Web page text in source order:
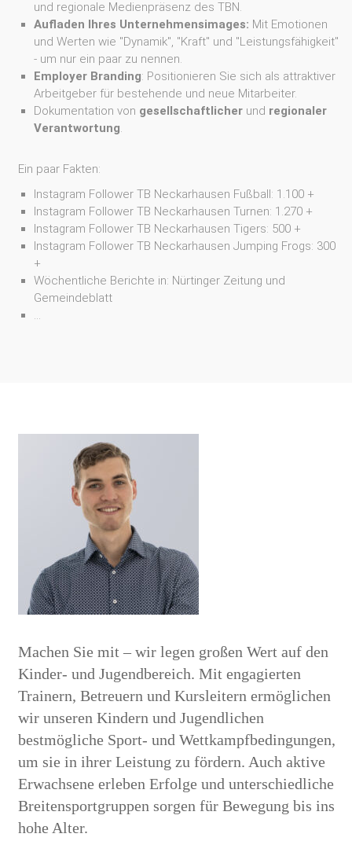
und regionale Medienpräsenz des TBN.
Aufladen Ihres Unternehmensimages: Mit Emotionen
und Werten wie "Dynamik", "Kraft" und "Leistungsfähigkeit"
- um nur ein paar zu nennen.
Employer Branding: Positionieren Sie sich als attraktiver
Arbeitgeber für bestehende und neue Mitarbeiter.
Dokumentation von gesellschaftlicher und regionaler
Verantwortung.
Ein paar Fakten:
Instagram Follower TB Neckarhausen Fußball: 1.100 +
Instagram Follower TB Neckarhausen Turnen: 1.270 +
Instagram Follower TB Neckarhausen Tigers: 500 +
Instagram Follower TB Neckarhausen Jumping Frogs: 300
+
Wöchentliche Berichte in: Nürtinger Zeitung und
Gemeindeblatt
...
Machen Sie mit – wir legen großen Wert auf den
Kinder- und Jugendbereich. Mit engagierten
Trainern, Betreuern und Kursleitern ermöglichen
wir unseren Kindern und Jugendlichen
bestmögliche Sport- und Wettkampfbedingungen,
um sie in ihrer Leistung zu fördern. Auch aktive
Erwachsene erleben Erfolge und unterschiedliche
Breitensportgruppen sorgen für Bewegung bis ins
hohe Alter.